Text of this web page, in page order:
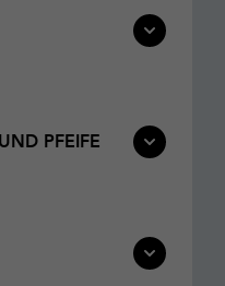
PFEIFE